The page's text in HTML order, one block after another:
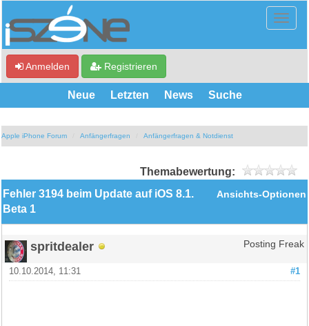
Anmelden Registrieren
Neue Letzten News Suche
Apple iPhone Forum Anfängerfragen Anfängerfragen & Notdienst
Themabewertung:
Ansichts-Optionen
Fehler 3194 beim Update auf iOS 8.1.
Beta 1
spritdealer Posting Freak
#1
10.10.2014, 11:31